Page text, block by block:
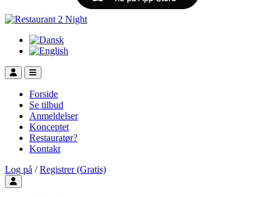
Forside
Se tilbud
Anmeldelser
Konceptet
Restauratør?
Kontakt
Log på / Registrer (Gratis)
Toggle user menu